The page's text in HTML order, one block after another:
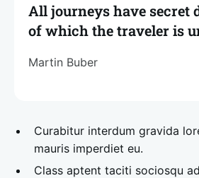
All journeys have secret
of which the traveler is
Martin Buber
Curabitur interdum gravida
mauris imperdiet eu.
Class aptent taciti sociosqu